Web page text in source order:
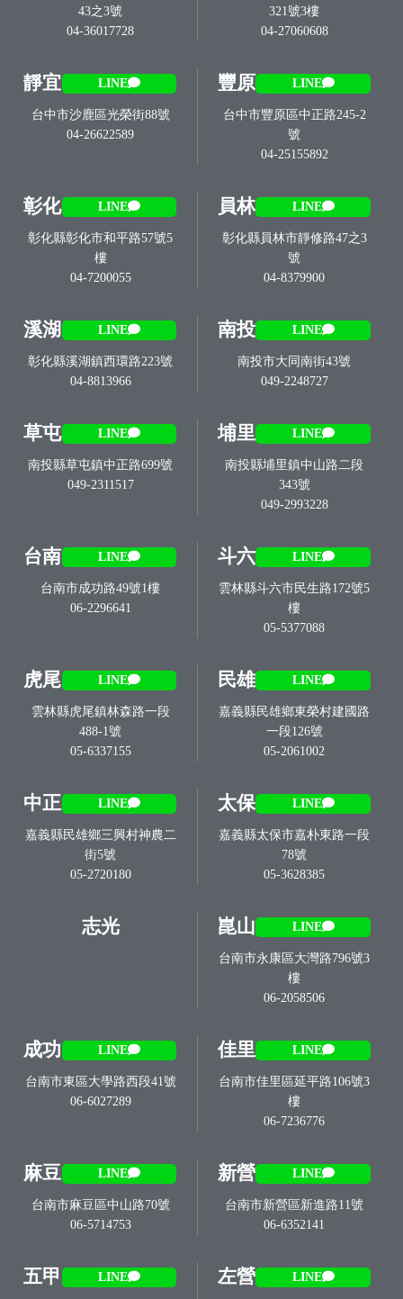
43之3號
04-36017728
321號3樓
04-27060608
靜宜 LINE
台中市沙鹿區光榮街88號
04-26622589
豐原 LINE
台中市豐原區中正路245-2
號
04-25155892
彰化 LINE
彰化縣彰化市和平路57號5
樓
04-7200055
員林 LINE
彰化縣員林市靜修路47之3
號
04-8379900
溪湖 LINE
彰化縣溪湖鎮西環路223號
04-8813966
南投 LINE
南投市大同南街43號
049-2248727
草屯 LINE
南投縣草屯鎮中正路699號
049-2311517
埔里 LINE
南投縣埔里鎮中山路二段
343號
049-2993228
台南 LINE
台南市成功路49號1樓
06-2296641
斗六 LINE
雲林縣斗六市民生路172號5
樓
05-5377088
虎尾 LINE
雲林縣虎尾鎮林森路一段
488-1號
05-6337155
民雄 LINE
嘉義縣民雄鄉東榮村建國路
一段126號
05-2061002
中正 LINE
嘉義縣民雄鄉三興村神農二
街5號
05-2720180
太保 LINE
嘉義縣太保市嘉朴東路一段
78號
05-3628385
志光 崑山 LINE
台南市永康區大灣路796號3
樓
06-2058506
成功 LINE
台南市東區大學路西段41號
06-6027289
佳里 LINE
台南市佳里區延平路106號3
樓
06-7236776
麻豆 LINE
台南市麻豆區中山路70號
06-5714753
新營 LINE
台南市新營區新進路11號
06-6352141
五甲 LINE 左營 LINE